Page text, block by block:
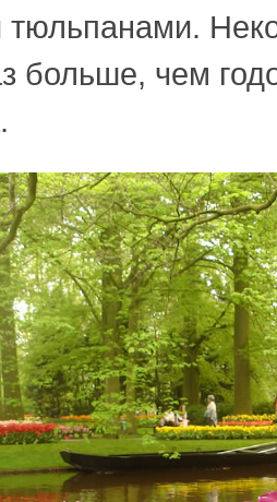
тюльпанами.
больше, чем